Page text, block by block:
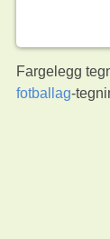
Fargelegg
fotballag-